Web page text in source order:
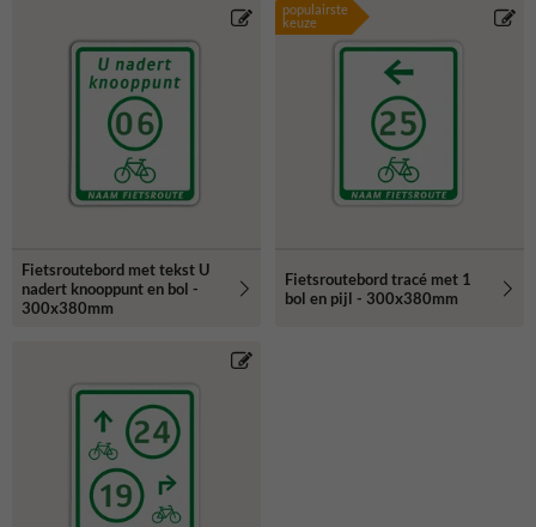
Fietsroutebord met tekst U
nadert knooppunt en bol -
300x380mm
populairste
keuze
Fietsroutebord tracé met 1
bol en pijl - 300x380mm